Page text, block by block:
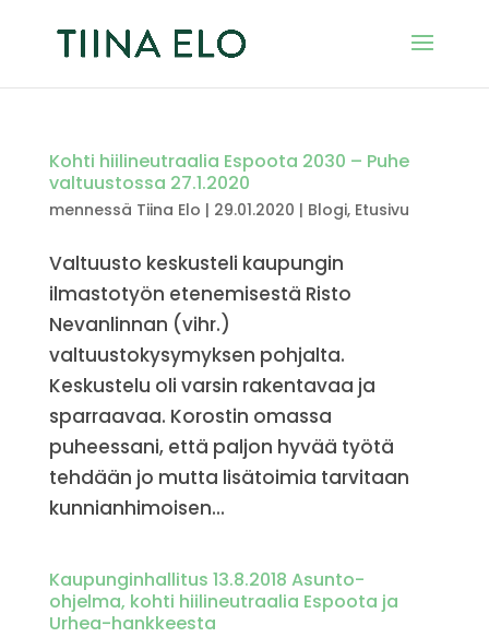
Kohti hiilineutraalia Espoota 2030 – Puhe
valtuustossa 27.1.2020
mennessä Tiina Elo | 29.01.2020 | Blogi, Etusivu
Valtuusto keskusteli kaupungin
ilmastotyön etenemisestä Risto
Nevanlinnan (vihr.)
valtuustokysymyksen pohjalta.
Keskustelu oli varsin rakentavaa ja
sparraavaa. Korostin omassa
puheessani, että paljon hyvää työtä
tehdään jo mutta lisätoimia tarvitaan
kunnianhimoisen...
Kaupunginhallitus 13.8.2018 Asunto-
ohjelma, kohti hiilineutraalia Espoota ja
Urhea-hankkeesta